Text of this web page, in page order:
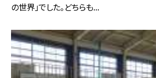
の世界」でした。どちらも...